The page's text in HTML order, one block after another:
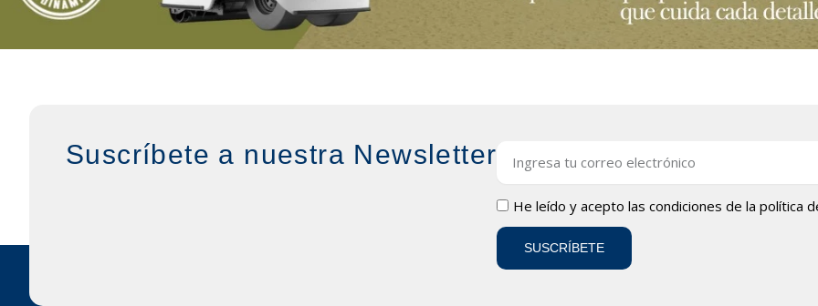
Suscríbete a nuestra Newsletter
LOPDHe leído y acepto las condiciones de lapolítica
SUSCRÍBETE